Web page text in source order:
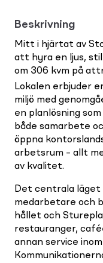
Beskrivning
Mitt i hjärtat av
att hyra en ljus,
om 306 kvm på
Lokalen erbjuder
miljö med
en planlösning
både samarbete
öppna
arbetsrum – allt
av kvalitet.
Det centrala läget
medarbetare och
hållet och
restauranger,
annan service